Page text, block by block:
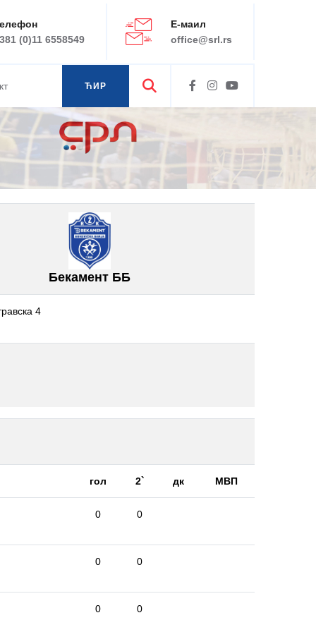
(0)11 6558549
Е-маил
office@srl.rs
ЋИР
Бекамент ББ
4
гол 2` дк МВП
0 0
0 0
0 0